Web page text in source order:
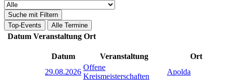
Suche mit Filtern
Top-Events
Alle Termine
Datum Veranstaltung Ort
Datum Veranstaltung
Ort
29.08.2026
Offene
Kreismeisterschaften
Apolda